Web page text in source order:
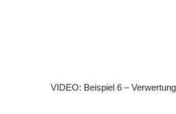
VIDEO: Beispiel 6 –